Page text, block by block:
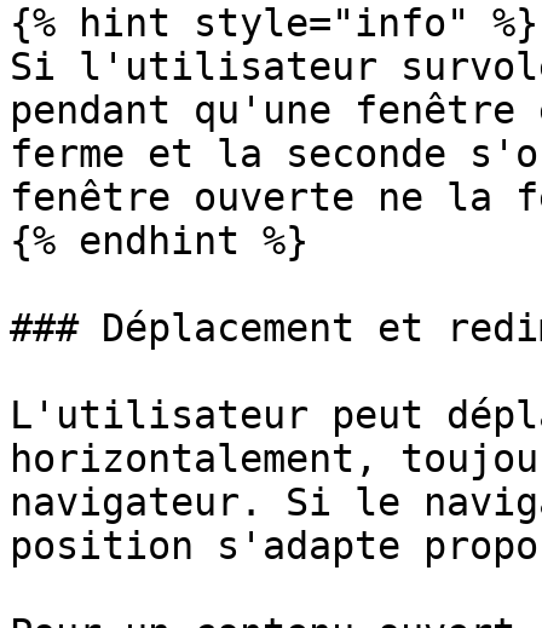
{% hint style="info" %}
Si l'utilisateur survole
pendant qu'une
ferme et la seconde
fenêtre ouverte ne la
{% endhint %}
### Déplacement et
L'utilisateur peut
horizontalement,
navigateur. Si le
position s'adapte